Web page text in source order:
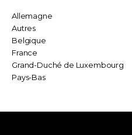
Allemagne
Autres
Belgique
France
Grand-Duché de Luxembourg
Pays-Bas